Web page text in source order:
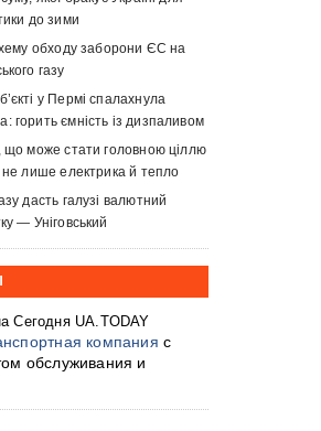
до зими
обходу заборони ЄС на
газу
у Пермі спалахнула
горить ємність із дизпаливом
що може стати головною ціллю
не лише електрика й тепло
дасть галузі валютний
— Уніговський
Сегодня UA.TODAY
компания с
обслуживания и